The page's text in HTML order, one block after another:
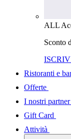
ALL
Sconto
Ristoranti e
Offerte
I nostri partner
Gift Card
Attività